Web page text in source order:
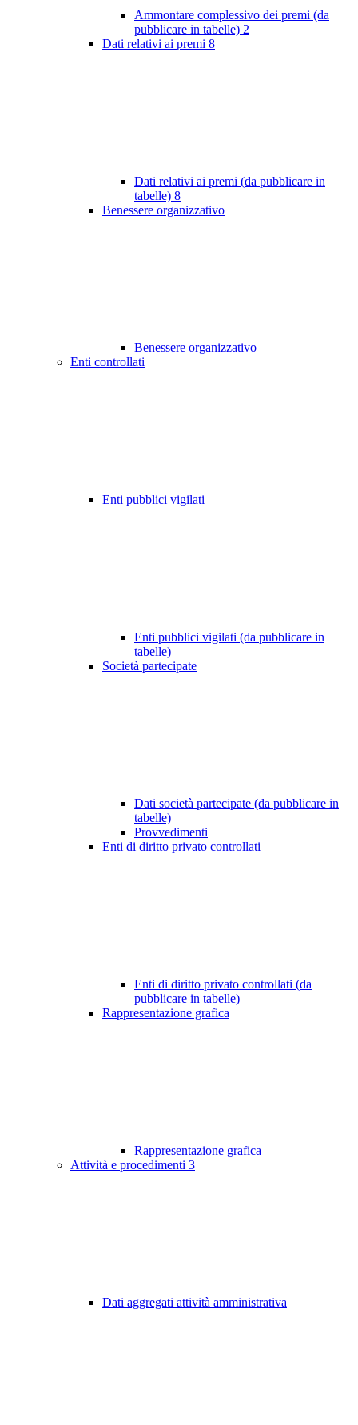
Ammontare complessivo dei premi (da
pubblicare in tabelle) 2
Dati relativi ai premi 8
Dati relativi ai premi (da pubblicare in
tabelle) 8
Benessere organizzativo
Benessere organizzativo
Enti controllati
Enti pubblici vigilati
Enti pubblici vigilati (da pubblicare in
tabelle)
Società partecipate
Dati società partecipate (da pubblicare in
tabelle)
Provvedimenti
Enti di diritto privato controllati
Enti di diritto privato controllati (da
pubblicare in tabelle)
Rappresentazione grafica
Rappresentazione grafica
Attività e procedimenti 3
Dati aggregati attività amministrativa